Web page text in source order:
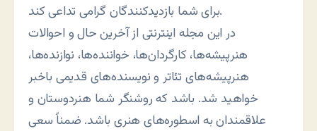
برای شما بازدیدکنندگان گرامی تداعی کند.
در این مجله اینترنتی از آخرین حال و احوالات
هنرپیشه‌ها، کارگردان‌ها، خواننده‌ها، نوازنده‌ها،
هنرپیشه‌های تئاتر و نویسنده‌های قدیمی باخبر
خواهید شد. باشد که روشنگر شما هنردوستان و
علاقمندان به اسطوره‌های هنری باشد. ضمناً سعی